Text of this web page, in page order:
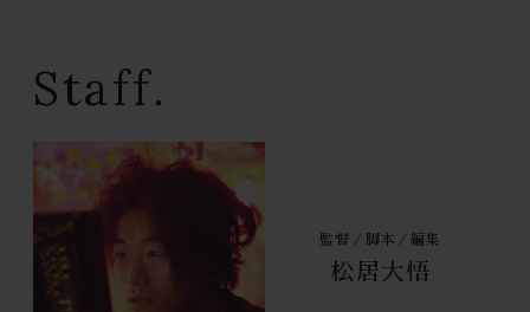
Staff.
監督／脚本／編集
松居大悟